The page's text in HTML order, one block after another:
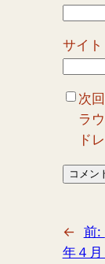
サイト
次
ラ
ド
← 前:
年４月